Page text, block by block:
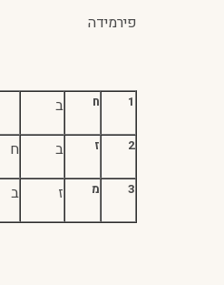
פירמידה
1 ח ב
2 ז ב ח
3 מ ז ב